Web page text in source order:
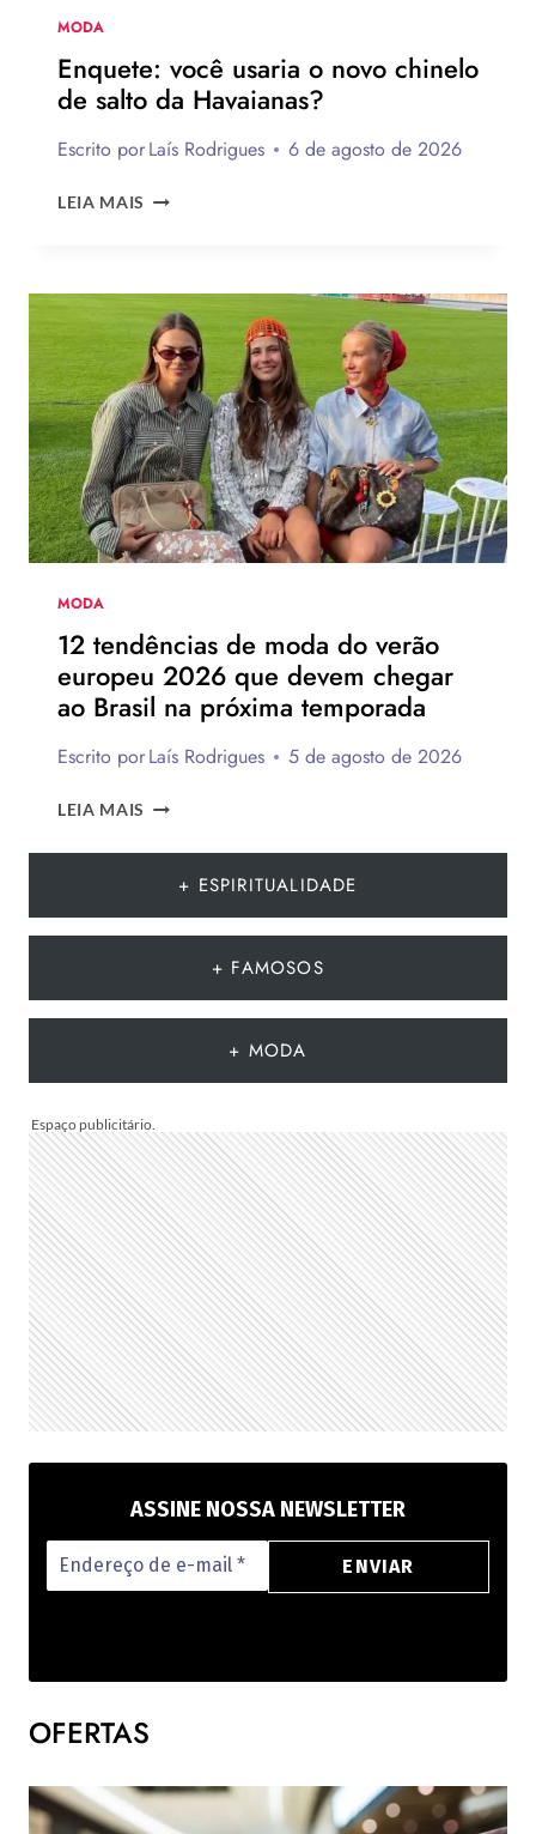
MODA
Enquete: você usaria o novo chinelo
de salto da Havaianas?
Escrito porLaís Rodrigues 6 de agosto de 2026
LEIA MAIS ENQUETE:
NOVO
CHINELO
DE
SALTO
DA
HAVAIANAS?
MODA
12 tendências de moda do verão
europeu 2026 que devem chegar
ao Brasil na próxima temporada
Escrito porLaís Rodrigues 5 de agosto de 2026
LEIA MAIS
DE
MODA
QUE
AO
NA
PRÓXIMA
TEMPORADA
+ ESPIRITUALIDADE
+ FAMOSOS
+ MODA
ASSINE NOSSA NEWSLETTER
OFERTAS